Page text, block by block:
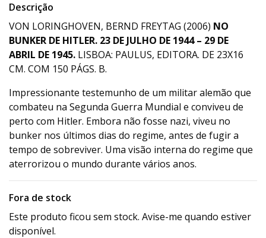
Descrição
VON LORINGHOVEN, BERND FREYTAG (2006) NO
BUNKER DE HITLER. 23 DE JULHO DE 1944 – 29 DE
ABRIL DE 1945. LISBOA: PAULUS, EDITORA. DE 23X16
CM. COM 150 PÁGS. B.
Impressionante testemunho de um militar alemão que
combateu na Segunda Guerra Mundial e conviveu de
perto com Hitler. Embora não fosse nazi, viveu no
bunker nos últimos dias do regime, antes de fugir a
tempo de sobreviver. Uma visão interna do regime que
aterrorizou o mundo durante vários anos.
Fora de stock
Este produto ficou sem stock. Avise-me quando estiver
disponível.